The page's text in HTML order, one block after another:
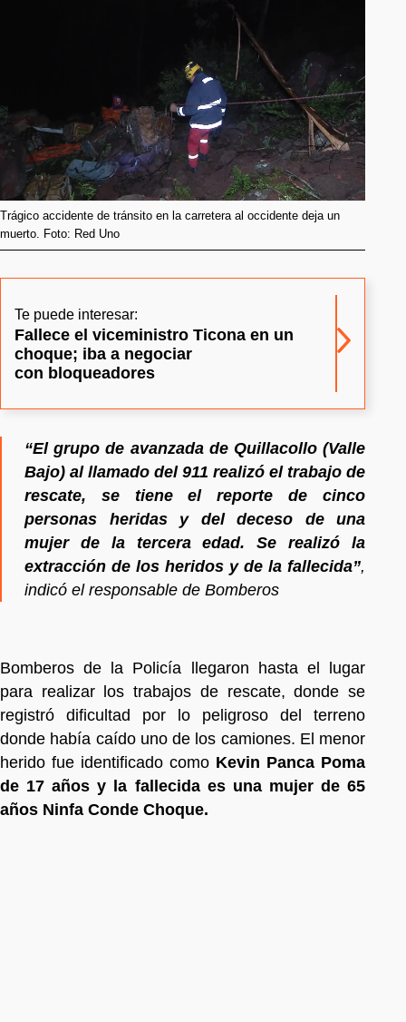
Trágico accidente de tránsito en la carretera al occidente deja un
muerto. Foto: Red Uno
Te puede interesar:
Fallece el viceministro Ticona en un
choque; iba a negociar
con bloqueadores
“El grupo de avanzada de Quillacollo (Valle
Bajo) al llamado del 911 realizó el trabajo de
rescate, se tiene el reporte de cinco
personas heridas y del deceso de una
mujer de la tercera edad. Se realizó la
extracción de los heridos y de la fallecida”,
indicó el responsable de Bomberos
Bomberos de la Policía llegaron hasta el lugar
para realizar los trabajos de rescate, donde se
registró dificultad por lo peligroso del terreno
donde había caído uno de los camiones. El menor
herido fue identificado como Kevin Panca Poma
de 17 años y la fallecida es una mujer de 65
años Ninfa Conde Choque.